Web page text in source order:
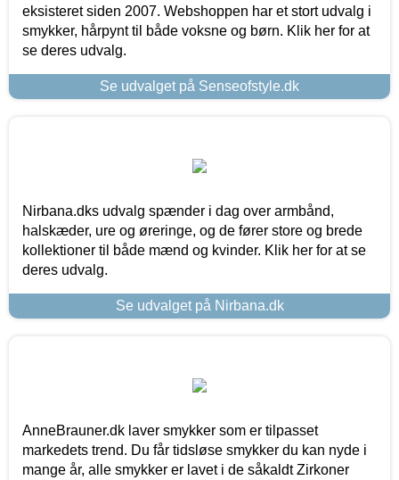
eksisteret siden 2007. Webshoppen har et stort udvalg i
smykker, hårpynt til både voksne og børn. Klik her for at
se deres udvalg.
Se udvalget på Senseofstyle.dk
Nirbana.dks udvalg spænder i dag over armbånd,
halskæder, ure og øreringe, og de fører store og brede
kollektioner til både mænd og kvinder. Klik her for at se
deres udvalg.
Se udvalget på Nirbana.dk
AnneBrauner.dk laver smykker som er tilpasset
markedets trend. Du får tidsløse smykker du kan nyde i
mange år, alle smykker er lavet i de såkaldt Zirkoner